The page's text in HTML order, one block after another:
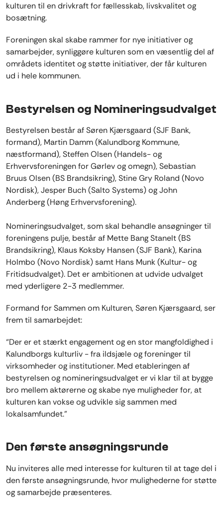
kulturen til en drivkraft for fællesskab, livskvalitet og
bosætning.
Foreningen skal skabe rammer for nye initiativer og
samarbejder, synliggøre kulturen som en væsentlig del af
områdets identitet og støtte initiativer, der får kulturen
ud i hele kommunen.
Bestyrelsen og Nomineringsudvalget
Bestyrelsen består af Søren Kjærsgaard (SJF Bank,
formand), Martin Damm (Kalundborg Kommune,
næstformand), Steffen Olsen (Handels- og
Erhvervsforeningen for Gørlev og omegn), Sebastian
Bruus Olsen (BS Brandsikring), Stine Gry Roland (Novo
Nordisk), Jesper Buch (Salto Systems) og John
Anderberg (Høng Erhvervsforening).
Nomineringsudvalget, som skal behandle ansøgninger til
foreningens pulje, består af Mette Bang Stanelt (BS
Brandsikring), Klaus Koksby Hansen (SJF Bank), Karina
Holmbo (Novo Nordisk) samt Hans Munk (Kultur- og
Fritidsudvalget). Det er ambitionen at udvide udvalget
med yderligere 2-3 medlemmer.
Formand for Sammen om Kulturen, Søren Kjærsgaard, ser
frem til samarbejdet:
“Der er et stærkt engagement og en stor mangfoldighed i
Kalundborgs kulturliv - fra ildsjæle og foreninger til
virksomheder og institutioner. Med etableringen af
bestyrelsen og nomineringsudvalget er vi klar til at bygge
bro mellem aktørerne og skabe nye muligheder for, at
kulturen kan vokse og udvikle sig sammen med
lokalsamfundet.”
Den første ansøgningsrunde
Nu inviteres alle med interesse for kulturen til at tage del i
den første ansøgningsrunde, hvor mulighederne for støtte
og samarbejde præsenteres.